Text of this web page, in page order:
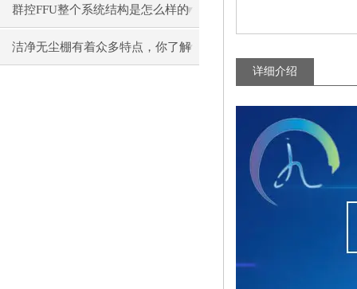
群控FFU整个系统结构是怎么样的
呢？
洁净无尘棚有着众多特点，你了解
详细介绍